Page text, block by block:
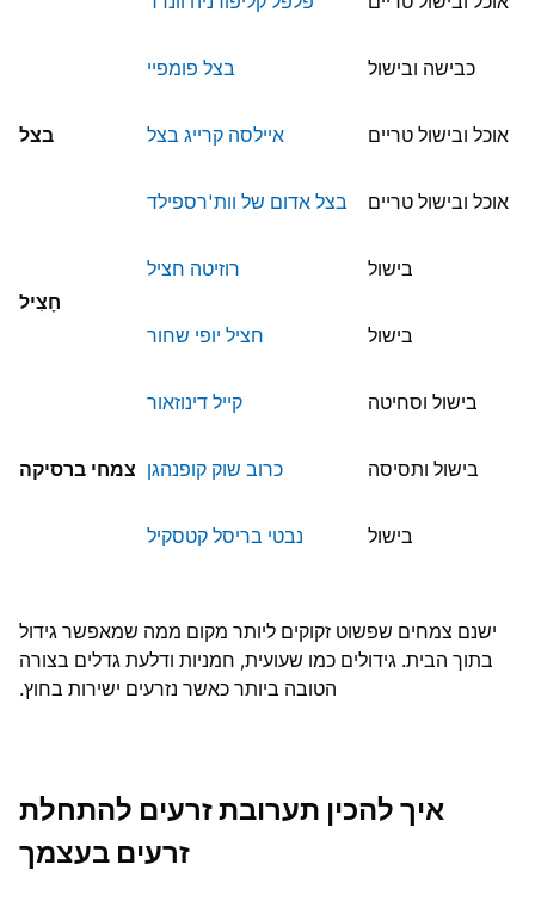
בצל
בצל פומפיי כבישה ובישול
איילסה קרייג בצל אוכל ובישול טריים
בצל אדום של וות'רספילד אוכל ובישול טריים
חָצִיל
רוזיטה חציל בישול
חציל יופי שחור בישול
צמחי ברסיקה
קייל דינוזאור בישול וסחיטה
כרוב שוק קופנהגן בישול ותסיסה
נבטי בריסל קטסקיל בישול
ישנם צמחים שפשוט זקוקים ליותר מקום ממה שמאפשר גידול
בתוך הבית. גידולים כמו שעועית, חמניות ודלעת גדלים בצורה
הטובה ביותר כאשר נזרעים ישירות בחוץ.
איך להכין תערובת זרעים להתחלת
זרעים בעצמך